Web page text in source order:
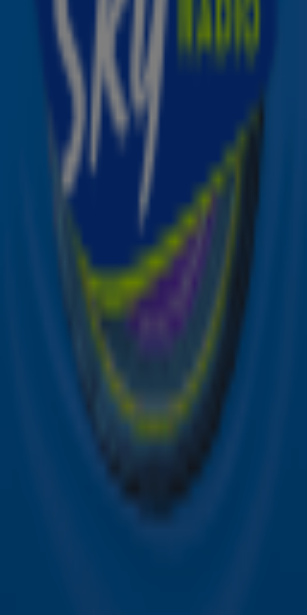
een mogelijke wespenplaag op komst, je hart ophalen.
Thank god ben je niet de enige! Als iemand zich hierin kan
vinden dan is het Adele. De zangeres onderbrak op
komische wijze haar optreden om zichzelf te verlossen
van… een kever!
Ontvang onze nieuwsbrief
Meld je aan voor de nieuwsbrief van Sky Radio en blijf op
de hoogte van alle leuke winacties en het laatste nieuws
over je favoriete Sky-artiesten.
Meld je aan voor onze wekelijkse nieuwsbrief met daarin
het laatste nieuws en aanbiedingen die wijzelf of in
samenwerking met onze partners organiseren. Je kunt je
op ieder moment afmelden. Zie voor meer informatie de
privacyverklaring
Online radio luisteren naar Sky Radio